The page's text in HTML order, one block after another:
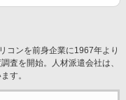
コンを前身企業に1967年より
査を開始。人材派遣会社は、
す。